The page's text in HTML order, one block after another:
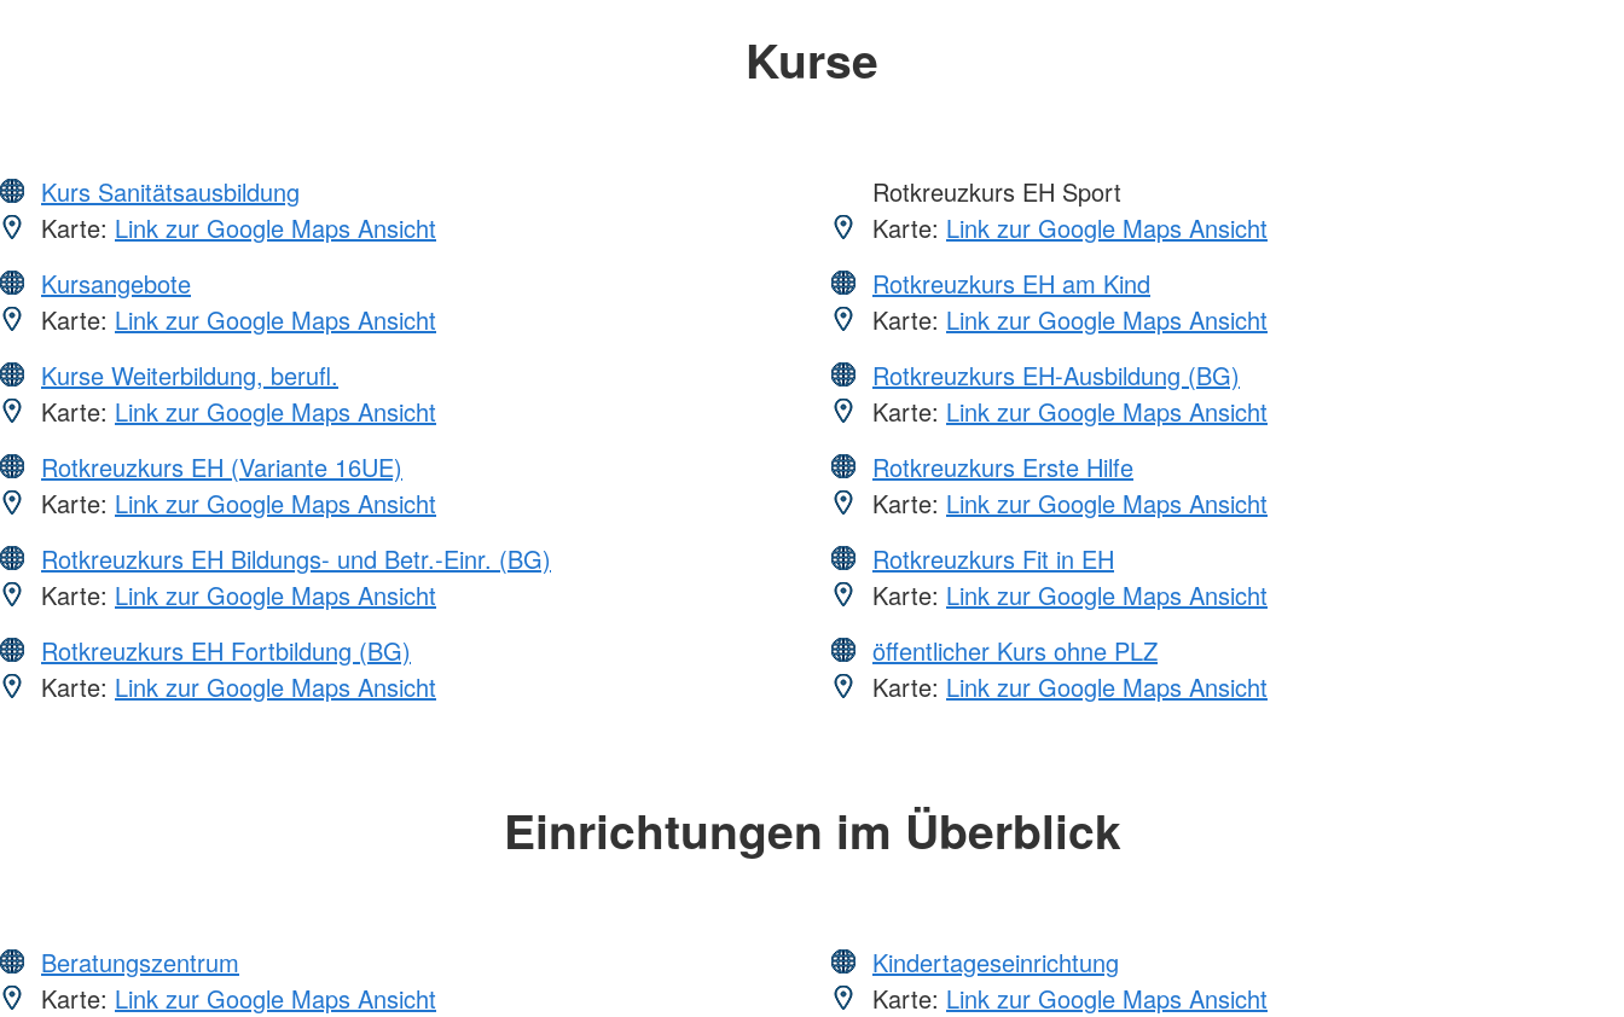
Kurse
Kurs Sanitätsausbildung
Karte: Link zur Google Maps Ansicht
Kursangebote
Karte: Link zur Google Maps Ansicht
Kurse Weiterbildung, berufl.
Karte: Link zur Google Maps Ansicht
Rotkreuzkurs EH (Variante 16UE)
Karte: Link zur Google Maps Ansicht
Rotkreuzkurs EH Bildungs- und Betr.-Einr. (BG)
Karte: Link zur Google Maps Ansicht
Rotkreuzkurs EH Fortbildung (BG)
Karte: Link zur Google Maps Ansicht
Rotkreuzkurs EH Sport
Karte: Link zur Google Maps Ansicht
Rotkreuzkurs EH am Kind
Karte: Link zur Google Maps Ansicht
Rotkreuzkurs EH-Ausbildung (BG)
Karte: Link zur Google Maps Ansicht
Rotkreuzkurs Erste Hilfe
Karte: Link zur Google Maps Ansicht
Rotkreuzkurs Fit in EH
Karte: Link zur Google Maps Ansicht
öffentlicher Kurs ohne PLZ
Karte: Link zur Google Maps Ansicht
Einrichtungen im Überblick
Beratungszentrum
Karte: Link zur Google Maps Ansicht
Kindertageseinrichtung
Karte: Link zur Google Maps Ansicht